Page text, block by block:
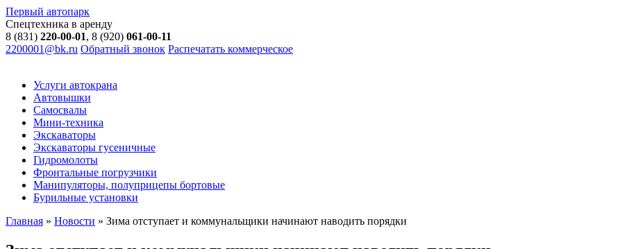
Первый автопарк
Спецтехника в аренду
8 (831) 220-00-01, 8 (920) 061-00-11
2200001@bk.ru Обратный звонок Распечатать коммерческое
Услуги автокрана
Автовышки
Самосвалы
Мини-техника
Экскаваторы
Экскаваторы гусеничные
Гидромолоты
Фронтальные погрузчики
Манипуляторы, полуприцепы бортовые
Бурильные установки
Главная » Новости » Зима отступает и коммунальщики начинают наводить порядки